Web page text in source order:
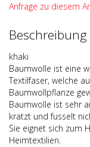
Anfrage zu diesem
Beschreibung
khaki
Baumwolle ist eine
Textilfaser, welche
Baumwollpflanze
Baumwolle ist sehr
kratzt und fusselt
Sie eignet sich zum
Heimtextilien.